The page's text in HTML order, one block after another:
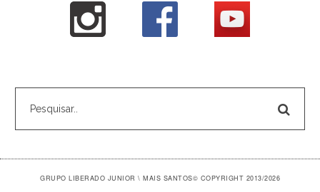
GRUPO LIBERADO JUNIOR \ MAIS SANTOS© COPYRIGHT 2013/2026